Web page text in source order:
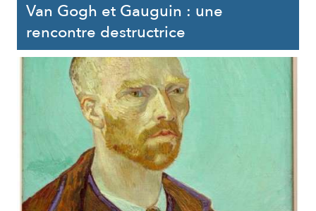
Van Gogh et Gauguin : une
rencontre destructrice